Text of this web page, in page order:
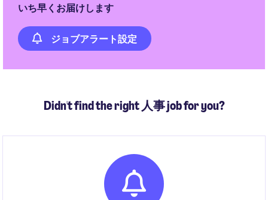
いち早くお届けします
ジョブアラート設定
Didn't find the right 人事 job for you?